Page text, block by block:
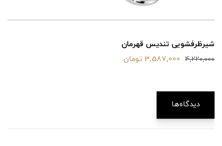
شیرظرفشویی تندیس قهرمان
4,220,000 3,587,000 تومان
دیدگاه‌ها